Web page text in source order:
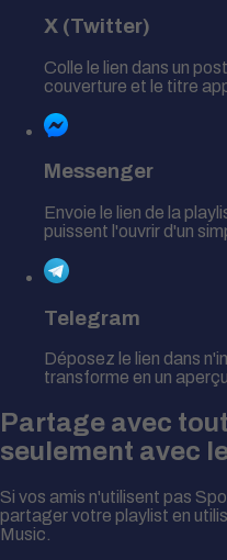
X (Twitter)
Colle le lien dans un
couverture et le titre
Messenger
Envoie le lien de la
puissent l'ouvrir d'un
Telegram
Déposez le lien dans
transforme en un
Partage avec
seulement avec
Si vos amis n'utilisent pas
partager votre playlist en
Music.